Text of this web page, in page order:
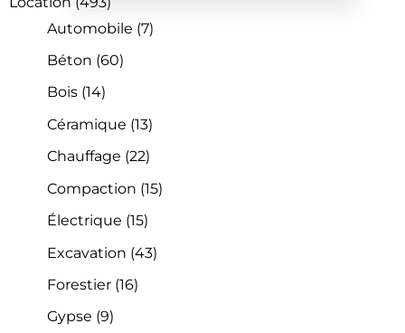
Automobile (7)
Béton (60)
Bois (14)
Céramique (13)
Chauffage (22)
Compaction (15)
Électrique (15)
Excavation (43)
Forestier (16)
Gypse (9)